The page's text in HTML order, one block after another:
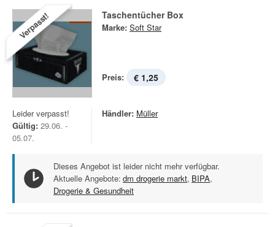
Verpasst! Taschentücher Box
Marke: Soft Star
Preis: € 1,25
Leider verpasst!
Gültig: 29.06. -
05.07.
Händler: Müller
Dieses Angebot ist leider nicht mehr verfügbar.
Aktuelle Angebote: dm drogerie markt, BIPA,
Drogerie & Gesundheit